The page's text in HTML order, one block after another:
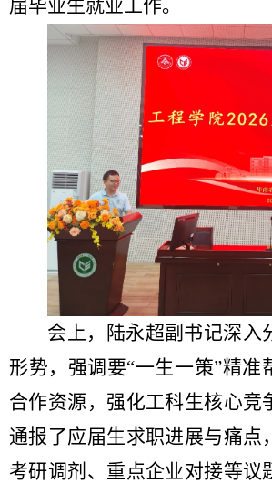
届毕业生就业工作。
会上，陆永超副书记深入
形势，强调要“一生一策”精准
合作资源，强化工科生核心竞
通报了应届生求职进展与痛点
考研调剂、重点企业对接等议